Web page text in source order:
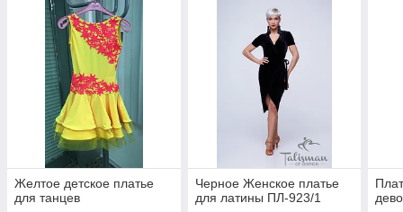
Желтое детское платье
для танцев
Черное Женское платье
для латины ПЛ-923/1